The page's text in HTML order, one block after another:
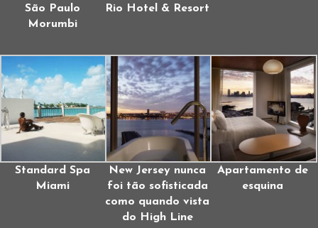
São Paulo
Morumbi
Rio Hotel & Resort
Standard Spa
Miami
New Jersey nunca
foi tão sofisticada
como quando vista
do High Line
Apartamento de
esquina